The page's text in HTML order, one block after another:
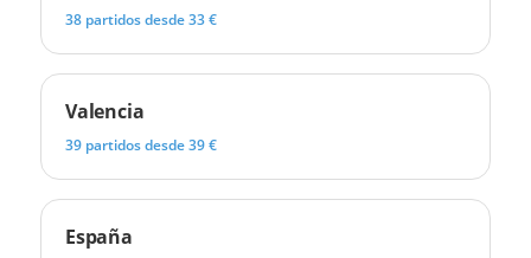
38 partidos desde 33 €
Valencia
39 partidos desde 39 €
España